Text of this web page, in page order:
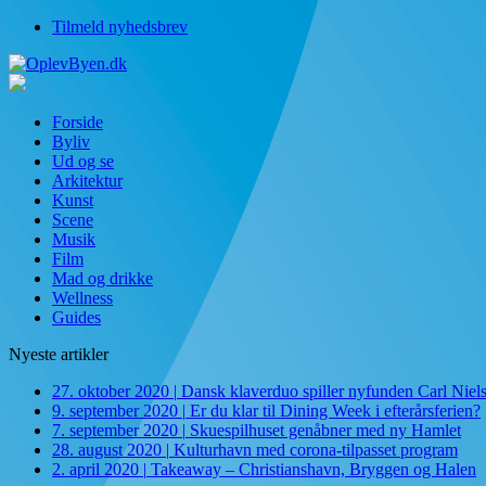
Tilmeld nyhedsbrev
Forside
Byliv
Ud og se
Arkitektur
Kunst
Scene
Musik
Film
Mad og drikke
Wellness
Guides
Nyeste artikler
27. oktober 2020 | Dansk klaverduo spiller nyfunden Carl
9. september 2020 | Er du klar til Dining Week i efterårsferien?
7. september 2020 | Skuespilhuset genåbner med ny Hamlet
28. august 2020 | Kulturhavn med corona-tilpasset program
2. april 2020 | Takeaway – Christianshavn, Bryggen og Halen